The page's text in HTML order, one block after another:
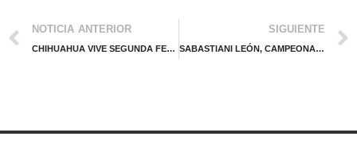
NOTICIA ANTERIOR
CHIHUAHUA VIVE SEGUNDA FECHA DEL CIRCUITO JUVENIL DE LA ITF
SIGUIENTE
SABASTIANI LEÓN, CAMPEONA EN FRANCIA